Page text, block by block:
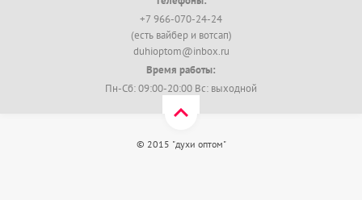
+7 966-070-24-24
(есть вайбер и вотсап)
duhioptom@inbox.ru
Время работы:
Пн-Сб: 09:00-20:00 Вс: выходной
© 2015 "духи оптом"